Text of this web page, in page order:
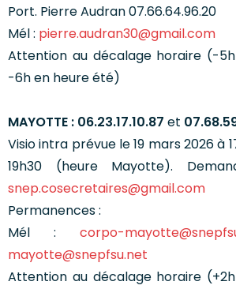
Port. Pierre Audran 07.66.64.96.20
Mél : pierre.audran30@gmail.com
Attention au décalage horaire (-
-6h en heure été)
MAYOTTE : 06.23.17.10.87 et
Visio intra prévue le 19 mars 2026 à
19h30 (heure Mayotte).
snep.cosecretaires@gmail.com
Permanences :
Mél : corpo-
mayotte@snepfsu.net
Attention au décalage horaire